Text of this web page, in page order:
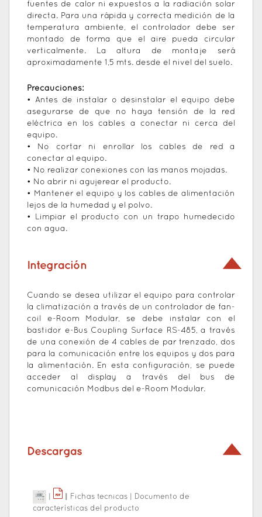
fuentes de calor ni expuestos a la radiación solar
directa. Para una rápida y correcta medición de la
temperatura ambiente, el controlador debe ser
montado de forma que el aire pueda circular
verticalmente. La altura de montaje será
aproximadamente 1,5 mts. desde el nivel del suelo.
Precauciones:
• Antes de instalar o desinstalar el equipo debe
asegurarse de que no haya tensión de la red
eléctrica en los cables a conectar ni cerca del
equipo.
• No cortar ni enrollar los cables de red a
conectar al equipo.
• No realizar conexiones con las manos mojadas.
• No abrir ni agujerear el producto.
• Mantener el equipo y los cables de alimentación
lejos de la humedad y el polvo.
• Limpiar el producto con un trapo humedecido
con agua.
Integración
Cuando se desea utilizar el equipo para controlar
la climatización a través de un controlador de fan-
coil e-Room Modular, se debe instalar con el
bastidor e-Bus Coupling Surface RS-485, a través
de una conexión de 4 cables de par trenzado, dos
para la comunicación entre los equipos y dos para
la alimentación. En esta configuración, se puede
acceder al display a través del bus de
comunicación Modbus del e-Room Modular.
Descargas
Fichas tecnicas
Documento de
características del producto